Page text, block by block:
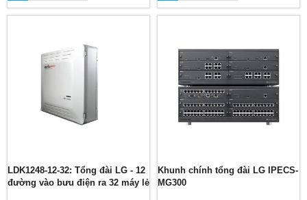
LDK1248-12-32: Tổng đài LG - 12
đường vào bưu điện ra 32 máy lẻ
Khunh chính tổng đài LG IPECS-
MG300